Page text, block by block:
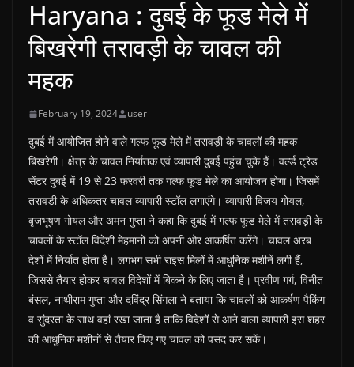
Haryana : दुबई के फूड मेले में
बिखरेगी तरावड़ी के चावल की
महक
February 19, 2024 user
दुबई में आयोजित होने वाले गल्फ फूड मेले में तरावड़ी के चावलों की महक
बिखरेगी। क्षेत्र के चावल निर्यातक एवं व्यापारी दुबई पहुंच चुके हैं। वर्ल्ड ट्रेड
सेंटर दुबई में 19 से 23 फरवरी तक गल्फ फूड मेले का आयोजन होगा। जिसमें
तरावड़ी के अधिकतर चावल व्यापारी स्टॉल लगाएंगे। व्यापारी विजय गोयल,
बृजभूषण गोयल और अमन गुप्ता ने कहा कि दुबई में गल्फ फूड मेले में तरावड़ी के
चावलों के स्टॉल विदेशी मेहमानों को अपनी ओर आकर्षित करेंगे। चावल अरब
देशों में निर्यात होता है। लगभग सभी राइस मिलों में आधुनिक मशीनें लगी हैं,
जिससे तैयार होकर चावल विदेशों में बिकने के लिए जाता है। प्रवीण गर्ग, विनीत
बंसल, नाथीराम गुप्ता और दविंद्र सिंगला ने बताया कि चावलों को आकर्षण पैकिंग
व सुंदरता के साथ वहां रखा जाता है ताकि विदेशों से आने वाला व्यापारी इस शहर
की आधुनिक मशीनों से तैयार किए गए चावल को पसंद कर सकें।